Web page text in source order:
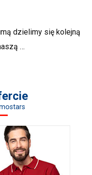
dzielimy się kolejną
…